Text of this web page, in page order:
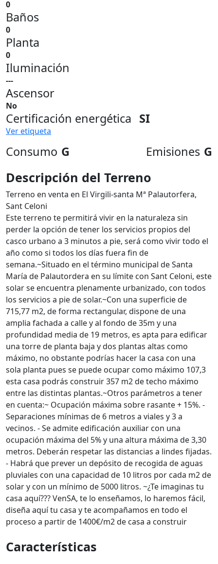
0
Baños
0
Planta
0
Iluminación
---
Ascensor
No
Certificación energética SI
Ver etiqueta
Consumo G Emisiones G
Descripción del Terreno
Terreno en venta en El Virgili-santa Mª Palautorfera,
Sant Celoni
Este terreno te permitirá vivir en la naturaleza sin
perder la opción de tener los servicios propios del
casco urbano a 3 minutos a pie, será como vivir todo el
año como si todos los días fuera fin de
semana.~Situado en el término municipal de Santa
María de Palautordera en su límite con Sant Celoni, este
solar se encuentra plenamente urbanizado, con todos
los servicios a pie de solar.~Con una superficie de
715,77 m2, de forma rectangular, dispone de una
amplia fachada a calle y al fondo de 35m y una
profundidad media de 19 metros, es apta para edificar
una torre de planta baja y dos plantas altas como
máximo, no obstante podrías hacer la casa con una
sola planta pues se puede ocupar como máximo 107,3
esta casa podrás construir 357 m2 de techo máximo
entre las distintas plantas.~Otros parámetros a tener
en cuenta:~ Ocupación máxima sobre rasante + 15%. -
Separaciones mínimas de 6 metros a viales y 3 a
vecinos. - Se admite edificación auxiliar con una
ocupación máxima del 5% y una altura máxima de 3,30
metros. Deberán respetar las distancias a lindes fijadas.
- Habrá que prever un depósito de recogida de aguas
pluviales con una capacidad de 10 litros por cada m2 de
solar y con un mínimo de 5000 litros. ~¿Te imaginas tu
casa aquí??? VenSA, te lo enseñamos, lo haremos fácil,
diseña aquí tu casa y te acompañamos en todo el
proceso a partir de 1400€/m2 de casa a construir
Características